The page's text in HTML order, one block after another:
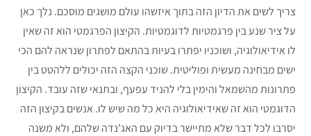
צריך לשים את הדיון הזה בתוך איזשהו עולם מושגים מוסכם. נלך כאן
על ציר שנע בין פרגמטיות לדוגמטיות. הקיצון הפרגמטי הוא זה שאין
לו אידיאולוגיה, ושוכניו יפתרו בעיות בהתאם לפתרון שנראה להם הכי
ישים מבחינה מעשית ופוליטית. שוכני הקצה הזה יכולים ללהטט בין
פתרונות מהשמאל והימין בלי להניד עפעף, ובתנאי שזה עובד. הקיצון
הדוגמטי הוא זה שאידיאולוגיה היא כל מה שיש לו. אנשים בקיצון הזה
יסרבו לכל דבר שלא מתיישר בדיוק עם האג’נדה שלהם, ולא משנה